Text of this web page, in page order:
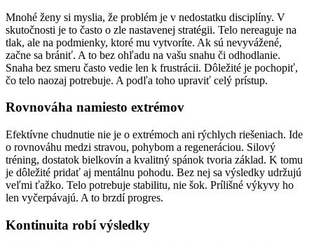
Mnohé ženy si myslia, že problém je v nedostatku disciplíny. V
skutočnosti je to často o zle nastavenej stratégii. Telo nereaguje na
tlak, ale na podmienky, ktoré mu vytvoríte. Ak sú nevyvážené,
začne sa brániť. A to bez ohľadu na vašu snahu či odhodlanie.
Snaha bez smeru často vedie len k frustrácii. Dôležité je pochopiť,
čo telo naozaj potrebuje. A podľa toho upraviť celý prístup.
Rovnováha namiesto extrémov
Efektívne chudnutie nie je o extrémoch ani rýchlych riešeniach. Ide
o rovnováhu medzi stravou, pohybom a regeneráciou. Silový
tréning, dostatok bielkovín a kvalitný spánok tvoria základ. K tomu
je dôležité pridať aj mentálnu pohodu. Bez nej sa výsledky udržujú
veľmi ťažko. Telo potrebuje stabilitu, nie šok. Prílišné výkyvy ho
len vyčerpávajú. A to brzdí progres.
Kontinuita robí výsledky